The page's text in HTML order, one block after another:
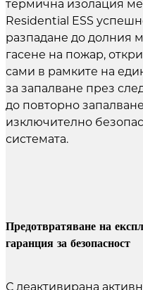
термична изолация
Residential ESS
разпадане до долния
гасене на пожар,
сами в рамките на
за запалване през
до повторно
изключително
системата.
Предотвратяване на
гаранция за безопасност
С деактивирана